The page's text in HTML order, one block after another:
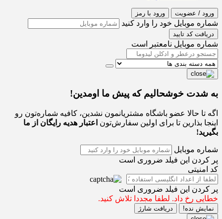
ورود / عضویت ورود با رمز
شماره موبایل خود را وارد کنید
دریافت کد تایید
شماره موبایل نامعتبر است
به شدت خوشحالیم که پیش ما اومدین!
اگه تا حالا عضو باشگاه مشتریانمون نشدین، کافیه شماره‌تون رو
اینجا بذارین تا برای اولین سفارش‌تون اعتبار هدیه رایگان از ما
بگیرید!
شماره موبایل
پر کردن این فیلد ضروری است
کد امنیتی
پر کردن این فیلد ضروری است
خطایی رخ داد. لطفا مجددا تلاش کنید.
نمایش نده! دریافت شارژ